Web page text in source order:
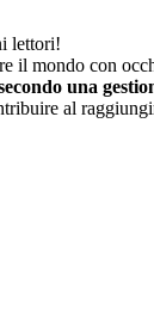
lettori!
il mondo con
una
al